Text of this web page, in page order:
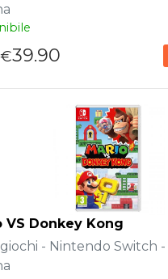
€39.90
VS Donkey Kong
- Nintendo Switch